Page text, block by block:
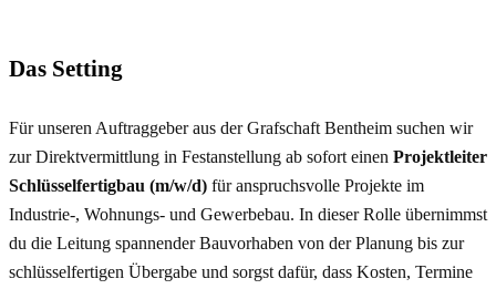
Das Setting
Für unseren Auftraggeber aus der Grafschaft Bentheim suchen wir
zur Direktvermittlung in Festanstellung ab sofort einen Projektleiter
Schlüsselfertigbau (m/w/d) für anspruchsvolle Projekte im
Industrie-, Wohnungs- und Gewerbebau. In dieser Rolle übernimmst
du die Leitung spannender Bauvorhaben von der Planung bis zur
schlüsselfertigen Übergabe und sorgst dafür, dass Kosten, Termine